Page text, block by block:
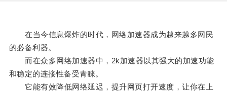
在当今信息爆炸的时代，网络加速器成为越来越多网民
的必备利器。
而在众多网络加速器中，2k加速器以其强大的加速功能
和稳定的连接性备受青睐。
它能有效降低网络延迟，提升网页打开速度，让你在上